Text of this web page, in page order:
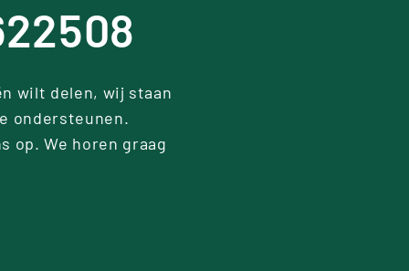
wilt delen, wij staan
ondersteunen.
op. We horen graag